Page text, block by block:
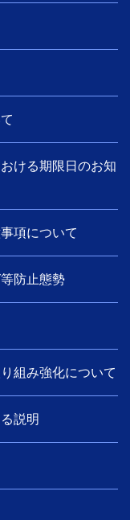
ける期限日のお知
項について
防止態勢
組み強化について
説明